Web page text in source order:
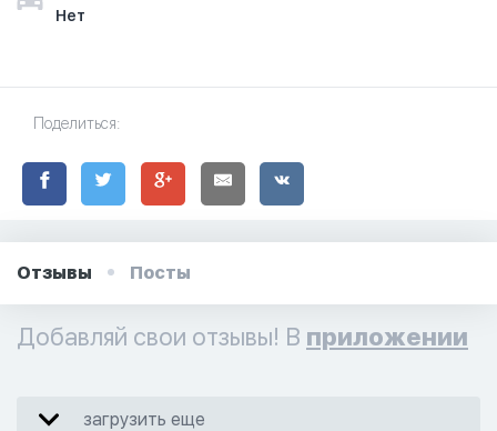
Нет
Поделиться:
Отзывы Посты
Добавляй свои отзывы! В приложении
загрузить еще